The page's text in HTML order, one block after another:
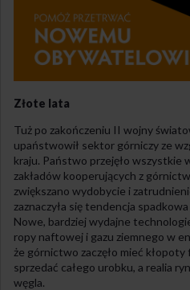
Złote lata
Tuż po zakończeniu II wojny
upaństwowił sektor górniczy ze
kraju. Państwo przejęło wszystkie
zakładów kooperujących z
zwiększano wydobycie i
zaznaczyła się tendencja
Nowe, bardziej wydajne
ropy naftowej i gazu ziemnego w
że górnictwo zaczęło mieć
sprzedać całego urobku, a realia
węgla.